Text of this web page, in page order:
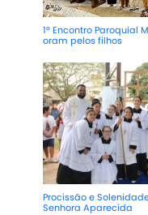
1º Encontro Paroquial
oram pelos filhos
Procissão e
Senhora Aparecida